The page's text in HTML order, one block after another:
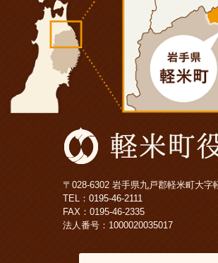
〒028-6302 岩手県九戸郡軽米町大字
TEL： 0195-46-2111
FAX：0195-46-2335
法人番号：1000020035017